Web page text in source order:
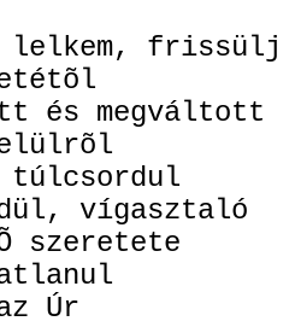
lelkem,
és megváltott
túlcsordul
vígasztaló
szeretete
Úr